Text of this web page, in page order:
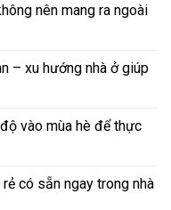
nên mang ra ngoài
– xu hướng nhà ở giúp
vào mùa hè để thực
có sẵn ngay trong nhà